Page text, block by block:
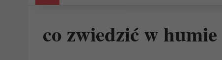
co zwiedzić w humie